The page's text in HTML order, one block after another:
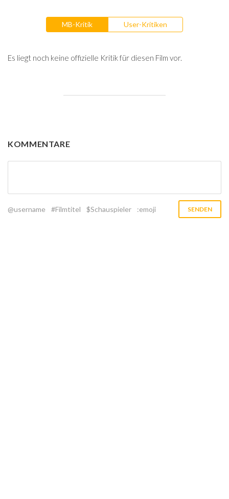
MB-Kritik User-Kritiken
Es liegt noch keine offizielle Kritik für diesen Film vor.
KOMMENTARE
@username #Filmtitel $Schauspieler :emoji